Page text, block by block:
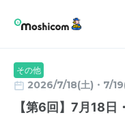
その他
2026/7/18(土)・7/
【第6回】7月18